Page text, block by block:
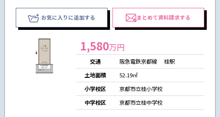
お気に入りに追加する まとめて資料請求する
1,580万円
交通
阪急電鉄京都線 桂駅
土地面積
52.19㎡
小学校区
京都市立桂小学校
中学校区
京都市立桂中学校